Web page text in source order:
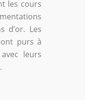
les cours
d’or. Les
purs à
leurs